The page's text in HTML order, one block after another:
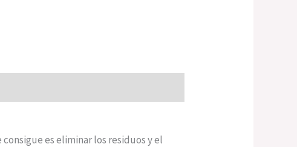
es eliminar los residuos y el